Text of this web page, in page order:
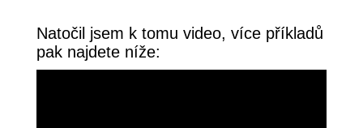
Natočil jsem k tomu video, více příkladů
pak najdete níže: